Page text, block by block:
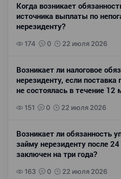
Когда возникает
источника выплаты по
нерезиденту?
174 0 22 июля 2026
Возникает ли налоговое
нерезиденту, если
не состоялась в течение 12
151 0 22 июля 2026
Возникает ли обязанность
займу нерезиденту после
заключен на три года?
163 0 22 июля 2026